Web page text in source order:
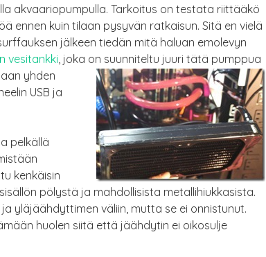
akvaariopumpulla. Tarkoitus on testata riittääkö
ennen kuin tilaan pysyvän ratkaisun. Sitä en vielä
jälkeen tiedän mitä haluan emolevyn
vesitankki, joka on suunniteltu juuri tätä pumppua
yhden
USB ja
pelkällä
kenkäisin
pölystä ja mahdollisista metallihiukkasista.
yläjäähdyttimen väliin, mutta se ei onnistunut.
huolen siitä että jäähdytin ei oikosulje